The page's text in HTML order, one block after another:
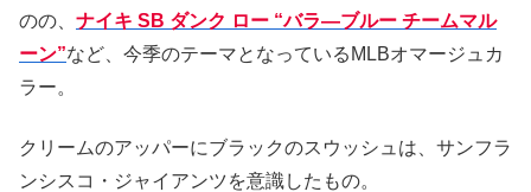
のの、 ナイキ SB ダンク ロー “バラ―ブルー チームマル
ーン”など、今季のテーマとなっているMLBオマージュカ
ラー。
クリームのアッパーにブラックのスウッシュは、サンフラ
ンシスコ・ジャイアンツを意識したもの。